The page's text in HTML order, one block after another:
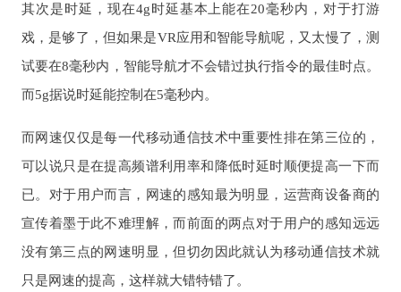
其次是时延，现在4g时延基本上能在20毫秒内，对于打游
戏，是够了，但如果是VR应用和智能导航呢，又太慢了，测
试要在8毫秒内，智能导航才不会错过执行指令的最佳时点。
而5g据说时延能控制在5毫秒内。
而网速仅仅是每一代移动通信技术中重要性排在第三位的，
可以说只是在提高频谱利用率和降低时延时顺便提高一下而
已。对于用户而言，网速的感知最为明显，运营商设备商的
宣传着墨于此不难理解，而前面的两点对于用户的感知远远
没有第三点的网速明显，但切勿因此就认为移动通信技术就
只是网速的提高，这样就大错特错了。